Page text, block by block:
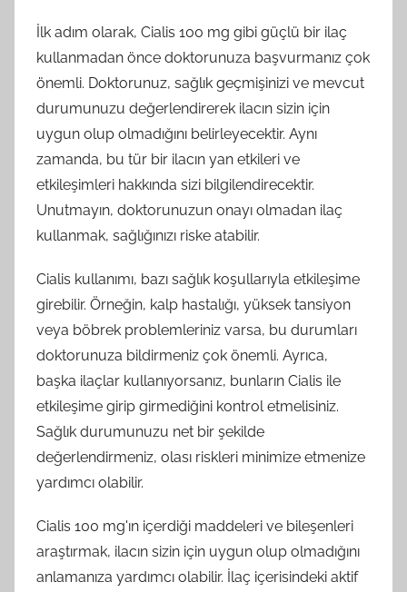
İlk adım olarak, Cialis 100 mg gibi güçlü bir ilaç
kullanmadan önce doktorunuza başvurmanız çok
önemli. Doktorunuz, sağlık geçmişinizi ve mevcut
durumunuzu değerlendirerek ilacın sizin için
uygun olup olmadığını belirleyecektir. Aynı
zamanda, bu tür bir ilacın yan etkileri ve
etkileşimleri hakkında sizi bilgilendirecektir.
Unutmayın, doktorunuzun onayı olmadan ilaç
kullanmak, sağlığınızı riske atabilir.
Cialis kullanımı, bazı sağlık koşullarıyla etkileşime
girebilir. Örneğin, kalp hastalığı, yüksek tansiyon
veya böbrek problemleriniz varsa, bu durumları
doktorunuza bildirmeniz çok önemli. Ayrıca,
başka ilaçlar kullanıyorsanız, bunların Cialis ile
etkileşime girip girmediğini kontrol etmelisiniz.
Sağlık durumunuzu net bir şekilde
değerlendirmeniz, olası riskleri minimize etmenize
yardımcı olabilir.
Cialis 100 mg'ın içerdiği maddeleri ve bileşenleri
araştırmak, ilacın sizin için uygun olup olmadığını
anlamanıza yardımcı olabilir. İlaç içerisindeki aktif